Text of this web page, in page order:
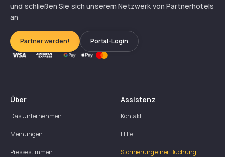
und schließen Sie sich unserem Netzwerk von Partnerhotels
an
Partner werden! Portal-Login
Über
Das Unternehmen
Meinungen
Pressestimmen
Assistenz
Kontakt
Hilfe
Stornierung einer Buchung